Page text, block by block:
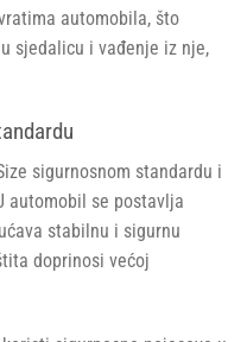
automobila, što
sjedalicu i vađenje iz nje,
sigurnosnom standardu i
automobil se postavlja
stabilnu i sigurnu
doprinosi većoj